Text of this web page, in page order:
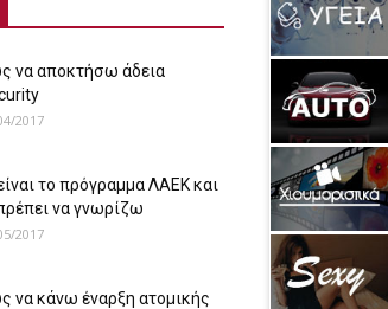
να αποκτήσω άδεια
2017
το πρόγραμμα ΛΑΕΚ και
να γνωρίζω
2017
να κάνω έναρξη ατομικής